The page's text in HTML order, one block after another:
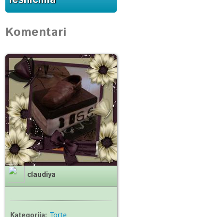
Komentari
claudiya